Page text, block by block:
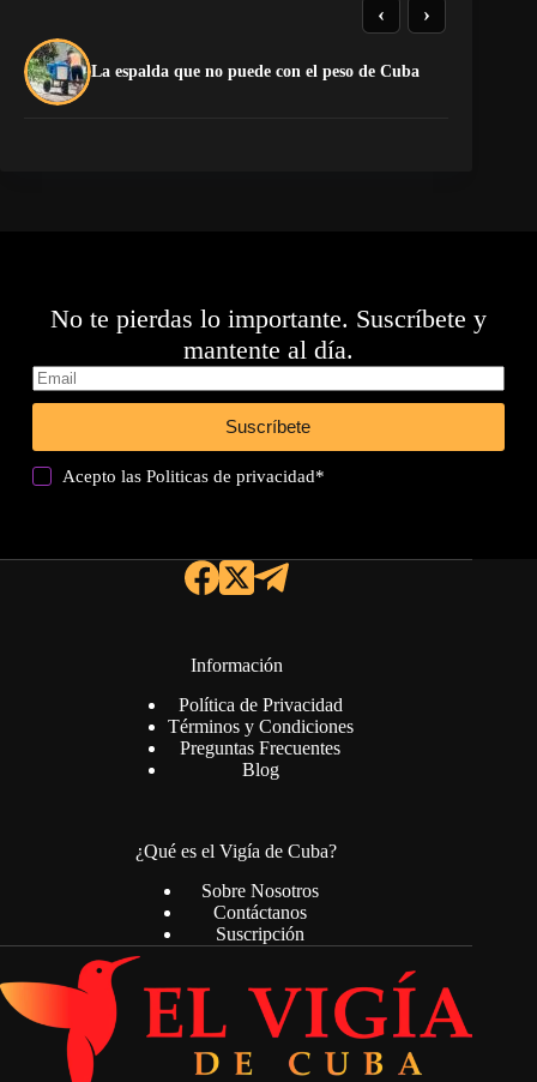
La espalda que no puede con el peso de Cuba
‹ ›
No te pierdas lo importante. Suscríbete y
mantente al día.
Suscríbete
Acepto lasPoliticas de privacidad*
Información
Política de Privacidad
Términos y Condiciones
Preguntas Frecuentes
Blog
¿Qué es el Vigía de Cuba?
Sobre Nosotros
Contáctanos
Suscripción